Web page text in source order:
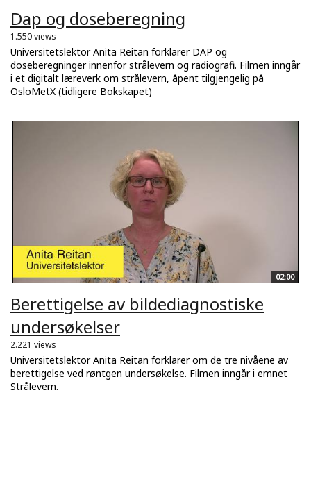
Dap og doseberegning
1.550 views
Universitetslektor Anita Reitan forklarer DAP og
doseberegninger innenfor strålevern og radiografi. Filmen inngår
i et digitalt læreverk om strålevern, åpent tilgjengelig på
OsloMetX (tidligere Bokskapet)
02:00
Berettigelse av bildediagnostiske
undersøkelser
2.221 views
Universitetslektor Anita Reitan forklarer om de tre nivåene av
berettigelse ved røntgen undersøkelse. Filmen inngår i emnet
Strålevern.